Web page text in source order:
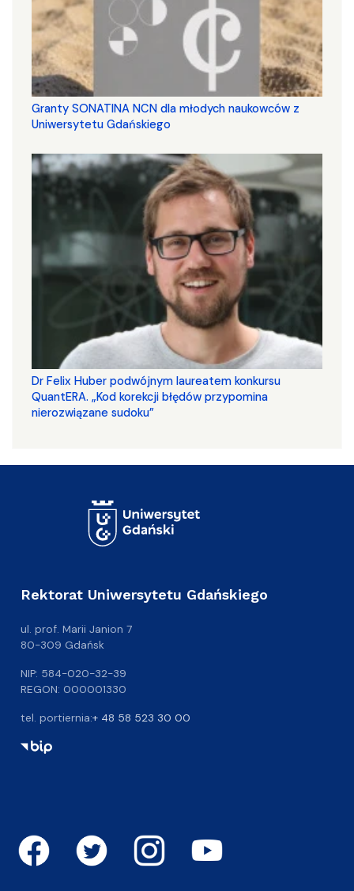
Granty SONATINA NCN dla młodych naukowców z
Uniwersytetu Gdańskiego
Dr Felix Huber podwójnym laureatem konkursu
QuantERA. „Kod korekcji błędów przypomina
nierozwiązane sudoku”
Rektorat Uniwersytetu Gdańskiego
ul. prof. Marii Janion 7
80-309 Gdańsk
NIP: 584-020-32-39
REGON: 000001330
tel. portiernia:+ 48 58 523 30 00